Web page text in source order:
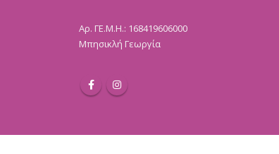
Αρ. ΓΕ.Μ.Η.: 168419606000
Μπησικλή Γεωργία